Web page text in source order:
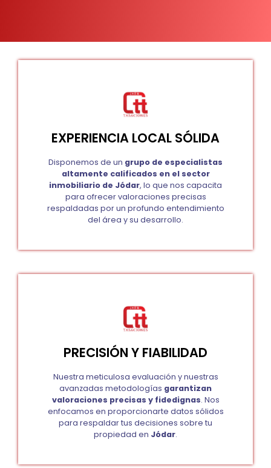
EXPERIENCIA LOCAL SÓLIDA
Disponemos de un grupo de especialistas
altamente calificados en el sector
inmobiliario de Jódar, lo que nos capacita
para ofrecer valoraciones precisas
respaldadas por un profundo entendimiento
del área y su desarrollo.
PRECISIÓN Y FIABILIDAD
Nuestra meticulosa evaluación y nuestras
avanzadas metodologías garantizan
valoraciones precisas y fidedignas. Nos
enfocamos en proporcionarte datos sólidos
para respaldar tus decisiones sobre tu
propiedad en Jódar.